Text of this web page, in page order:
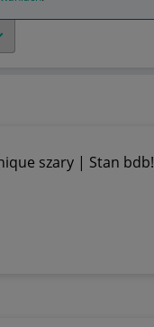
szary | Stan bdb!